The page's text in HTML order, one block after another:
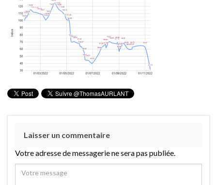
Laisser un commentaire
Votre adresse de messagerie ne sera pas publiée.